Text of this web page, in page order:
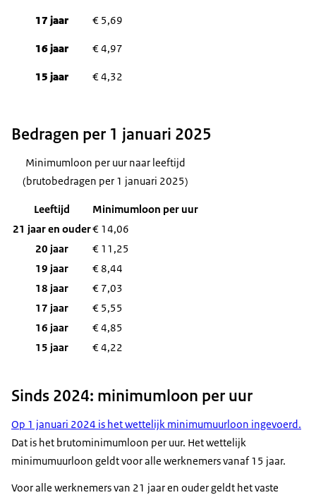
17 jaar € 5,69
16 jaar € 4,97
15 jaar € 4,32
Bedragen per 1 januari 2025
Minimumloon per uur naar leeftijd
(brutobedragen per 1 januari 2025)
Leeftijd
Minimumloon per uur
21 jaar en ouder€ 14,06
20 jaar
€ 11,25
19 jaar
€ 8,44
18 jaar
€ 7,03
17 jaar
€ 5,55
16 jaar
€ 4,85
15 jaar
€ 4,22
Sinds 2024: minimumloon per uur
Op 1 januari 2024 is het wettelijk minimumuurloon ingevoerd.
Dat is het brutominimumloon per uur. Het wettelijk
minimumuurloon geldt voor alle werknemers vanaf 15 jaar.
Voor alle werknemers van 21 jaar en ouder geldt het vaste